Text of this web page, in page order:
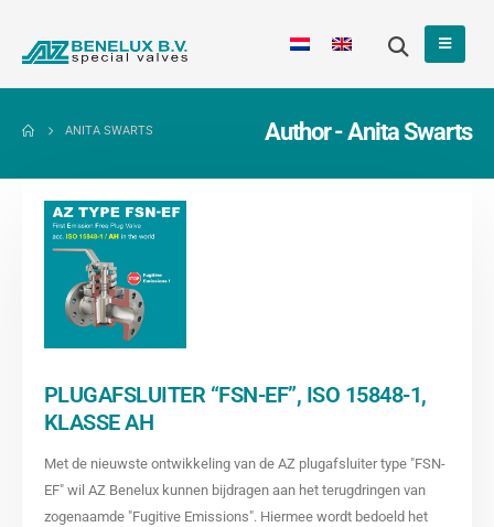
Author - Anita Swarts
ANITA SWARTS
PLUGAFSLUITER “FSN-EF”, ISO 15848-1,
KLASSE AH
Met de nieuwste ontwikkeling van de AZ plugafsluiter type "FSN-
EF" wil AZ Benelux kunnen bijdragen aan het terugdringen van
zogenaamde "Fugitive Emissions". Hiermee wordt bedoeld het